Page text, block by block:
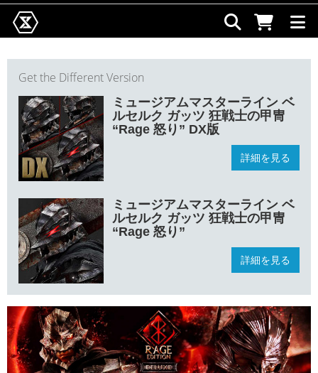
Get the Different Version
ミュージアムマスターライン ベ
ルセルク ガッツ 狂戦士の甲冑
“Rage 怒り” DX版
詳細を見る
ミュージアムマスターライン ベ
ルセルク ガッツ 狂戦士の甲冑
“Rage 怒り”
詳細を見る